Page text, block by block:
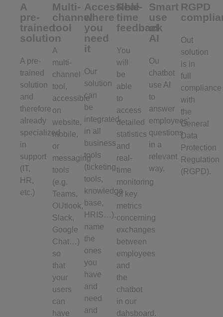
A
pre-
trained
solution
A pre-
trained
solution
and
therefore
already
specialized
in
support
(IT,
HR,
etc.)
Multi-
channel
tool
A
multi-
channel
tool,
accessible
on
website,
mobile,
or
messaging
tools
(e.g.
Teams,
OUtlook,
Slack,
Google
Chat…)
so
that
your
users
can
have
Accessible
where
you
need
it
Our
solution
can
be
integrated
in all
business
tools
(ticketing
tools,
knowledge
base,
HRIS…),
name
the
ones
you
have
and
need
and
Real-
time
feedback
You
will
be
able
to
access
detailed
statistics
and
real-
time
monitoring
of key
metrics
concerning
exchanges
between
employees
and
the
chatbot
in our
dahsboard.
Smart
use
of
AI
Ou
chatbot
use AI
to
answer
employees’
questions
in a
relevant
way.
RGPD
Out
solution
is in
full
compliance
with
the
General
Data
Protection
Regulation
(RGPD).